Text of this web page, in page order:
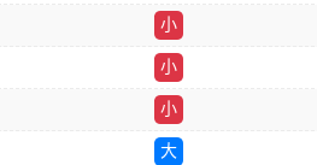
小
小
小
大